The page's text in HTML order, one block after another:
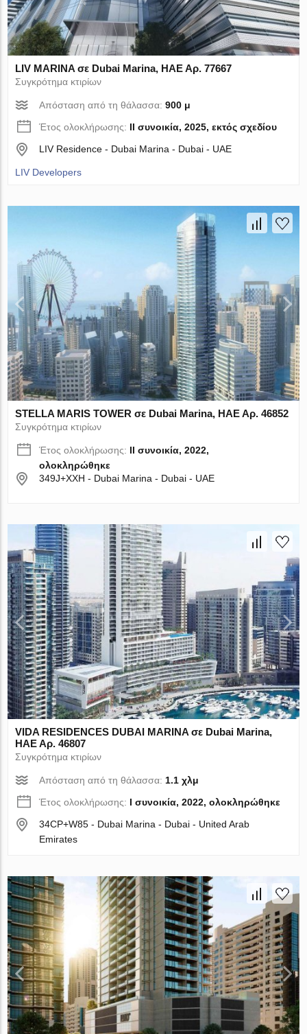
LIV MARINA σε Dubai Marina, ΗΑΕ Αρ. 77667
Συγκρότημα κτιρίων
Απόσταση από τη θάλασσα:900 μ
Έτος ολοκλήρωσης: II συνοικία, 2025, εκτός σχεδίου
LIV Residence - Dubai Marina - Dubai - UAE
LIV Developers
STELLA MARIS TOWER σε Dubai Marina, ΗΑΕ Αρ. 46852
Συγκρότημα κτιρίων
Έτος ολοκλήρωσης: II συνοικία, 2022,
ολοκληρώθηκε
349J+XXH - Dubai Marina - Dubai - UAE
VIDA RESIDENCES DUBAI MARINA σε Dubai Marina,
ΗΑΕ Αρ. 46807
Συγκρότημα κτιρίων
Απόσταση από τη θάλασσα: 1.1 χλμ
Έτος ολοκλήρωσης: I συνοικία, 2022, ολοκληρώθηκε
34CP+W85 - Dubai Marina - Dubai - United Arab
Emirates